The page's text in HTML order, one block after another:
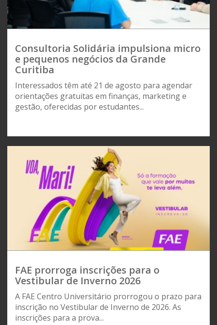
Consultoria Solidária impulsiona micro
e pequenos negócios da Grande
Curitiba
Interessados têm até 21 de agosto para agendar
orientações gratuitas em finanças, marketing e
gestão, oferecidas por estudantes...
FAE prorroga inscrições para o
Vestibular de Inverno 2026
A FAE Centro Universitário prorrogou o prazo para
inscrição no Vestibular de Inverno de 2026. As
inscrições para a prova...